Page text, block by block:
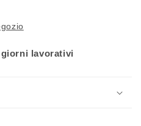
giorni lavorativi